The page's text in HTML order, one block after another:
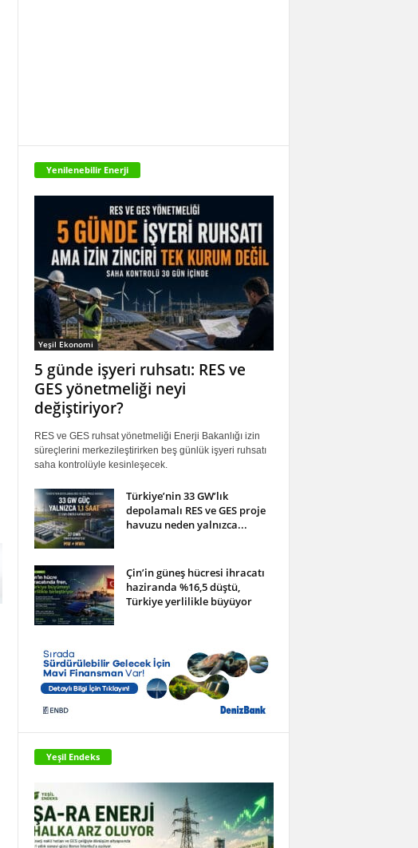
Yenilenebilir Enerji
Yeşil Ekonomi
5 günde işyeri ruhsatı: RES ve
GES yönetmeliği neyi
değiştiriyor?
RES ve GES ruhsat yönetmeliği Enerji Bakanlığı izin
süreçlerini merkezileştirirken beş günlük işyeri ruhsatı
saha kontrolüyle kesinleşecek.
Türkiye’nin 33 GW’lık
depolamalı RES ve GES proje
havuzu neden yalnızca...
Çin’in güneş hücresi ihracatı
haziranda %16,5 düştü,
Türkiye yerlilikle büyüyor
Yeşil Endeks